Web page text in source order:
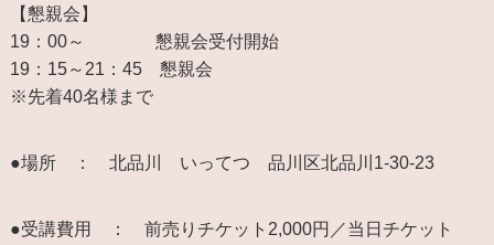
【懇親会】
19：00～ 懇親会受付開始
19：15～21：45 懇親会
※先着40名様まで
●場所 ： 北品川 いってつ 品川区北品川1-30-23
●受講費用 ： 前売りチケット2,000円／当日チケット